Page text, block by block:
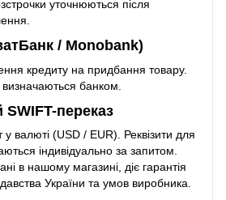
уточнюються після
/ Monobank)
кредиту на придбання товару.
банком.
переказ
валюті (USD / EUR). Реквізити для
індивідуально за запитом.
в нашому магазині, діє гарантія
України та умов виробника.